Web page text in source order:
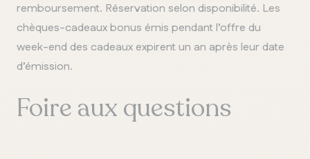
remboursement. Réservation selon disponibilité. Les
chèques-cadeaux bonus émis pendant l’offre du
week-end des cadeaux expirent un an après leur date
d’émission.
Foire aux questions